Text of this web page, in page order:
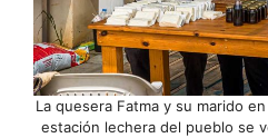
La quesera Fatma y su marido
estación lechera del pueblo se